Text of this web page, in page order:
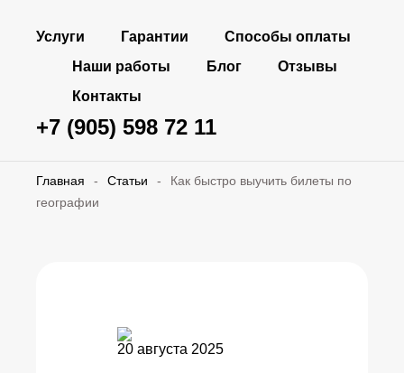
Услуги Гарантии
Способы оплаты
Наши работы
Блог
Отзывы
Контакты
+7 (905) 598 72 11
Главная - Статьи -
Как быстро выучить билеты по
географии
20 августа 2025